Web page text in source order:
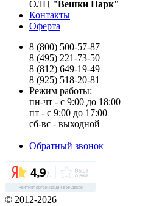
ОЛЦ "Вешки Парк"
Контакты
Оферта
8 (800) 500-57-87
8 (495) 221-73-50
8 (812) 649-19-49
8 (925) 518-20-81
Режим работы:
пн-чт - с 9:00 до 18:00
пт - с 9:00 до 17:00
сб-вс - выходной
Обратный звонок
© 2012-2026